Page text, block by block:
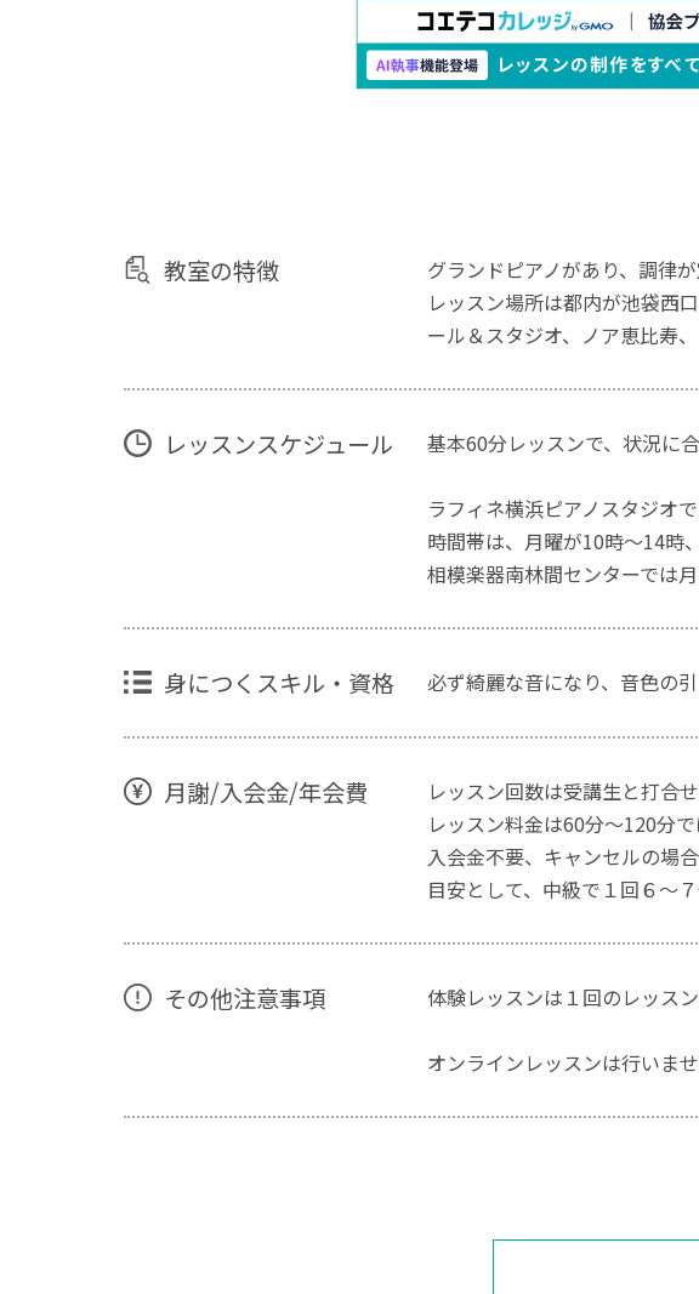
教室の特徴
グランドピアノがあり、調律
レッスン場所は都内が池袋西
ール＆スタジオ、ノア恵比寿
レッスンスケジュール 基本60分レッスンで、状況に
ラフィネ横浜ピアノスタジオ
時間帯は、月曜が10時〜14時
相模楽器南林間センターでは
身につくスキル・資格 必ず綺麗な音になり、音色の
月謝/入会金/年会費
レッスン回数は受講生と打合
レッスン料金は60分〜120分
入会金不要、キャンセルの場
目安として、中級で１回６〜７
その他注意事項 体験レッスンは１回のレッスン
オンラインレッスンは行いま